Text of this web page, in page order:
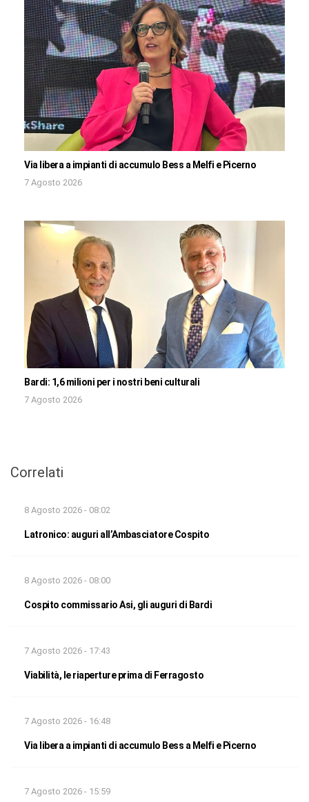
Via libera a impianti di accumulo Bess a Melfi e Picerno
7 Agosto 2026
Bardi: 1,6 milioni per i nostri beni culturali
7 Agosto 2026
Correlati
8 Agosto 2026 - 08:02
Latronico: auguri all’Ambasciatore Cospito
8 Agosto 2026 - 08:00
Cospito commissario Asi, gli auguri di Bardi
7 Agosto 2026 - 17:43
Viabilità, le riaperture prima di Ferragosto
7 Agosto 2026 - 16:48
Via libera a impianti di accumulo Bess a Melfi e Picerno
7 Agosto 2026 - 15:59